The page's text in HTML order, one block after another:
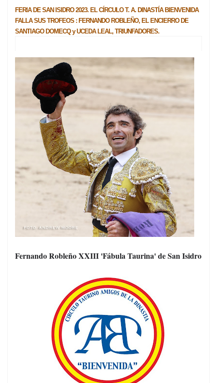
FERIA DE SAN ISIDRO 2023. EL CÍRCULO T. A. DINASTÍA BIENVENIDA
FALLA SUS TROFEOS : FERNANDO ROBLEÑO, EL ENCIERRO DE
SANTIAGO DOMECQ y UCEDA LEAL, TRIUNFADORES.
Fernando Robleño XXIII 'Fábula Taurina' de San Isidro